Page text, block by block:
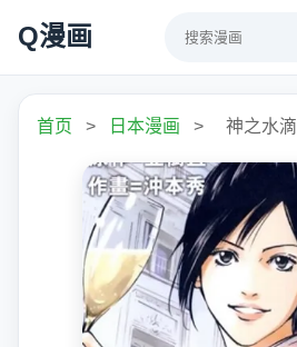
Q漫画
首页 > 日本漫画 > 神之水滴